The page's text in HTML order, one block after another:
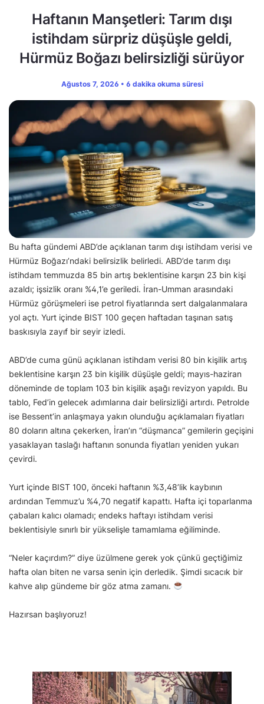
Haftanın Manşetleri: Tarım dışı
istihdam sürpriz düşüşle geldi,
Hürmüz Boğazı belirsizliği sürüyor
Ağustos 7, 2026 • 6 dakika okuma süresi
Bu hafta gündemi ABD’de açıklanan tarım dışı istihdam verisi ve
Hürmüz Boğazı’ndaki belirsizlik belirledi. ABD’de tarım dışı
istihdam temmuzda 85 bin artış beklentisine karşın 23 bin kişi
azaldı; işsizlik oranı %4,1’e geriledi. İran-Umman arasındaki
Hürmüz görüşmeleri ise petrol fiyatlarında sert dalgalanmalara
yol açtı. Yurt içinde BIST 100 geçen haftadan taşınan satış
baskısıyla zayıf bir seyir izledi.
ABD’de cuma günü açıklanan istihdam verisi 80 bin kişilik artış
beklentisine karşın 23 bin kişilik düşüşle geldi; mayıs-haziran
döneminde de toplam 103 bin kişilik aşağı revizyon yapıldı. Bu
tablo, Fed’in gelecek adımlarına dair belirsizliği artırdı. Petrolde
ise Bessent’in anlaşmaya yakın olunduğu açıklamaları fiyatları
80 doların altına çekerken, İran’ın “düşmanca” gemilerin geçişini
yasaklayan taslağı haftanın sonunda fiyatları yeniden yukarı
çevirdi.
Yurt içinde BIST 100, önceki haftanın %3,48’lik kaybının
ardından Temmuz’u %4,70 negatif kapattı. Hafta içi toparlanma
çabaları kalıcı olamadı; endeks haftayı istihdam verisi
beklentisiyle sınırlı bir yükselişle tamamlama eğiliminde.
“Neler kaçırdım?” diye üzülmene gerek yok çünkü geçtiğimiz
hafta olan biten ne varsa senin için derledik. Şimdi sıcacık bir
kahve alıp gündeme bir göz atma zamanı.
Hazırsan başlıyoruz!